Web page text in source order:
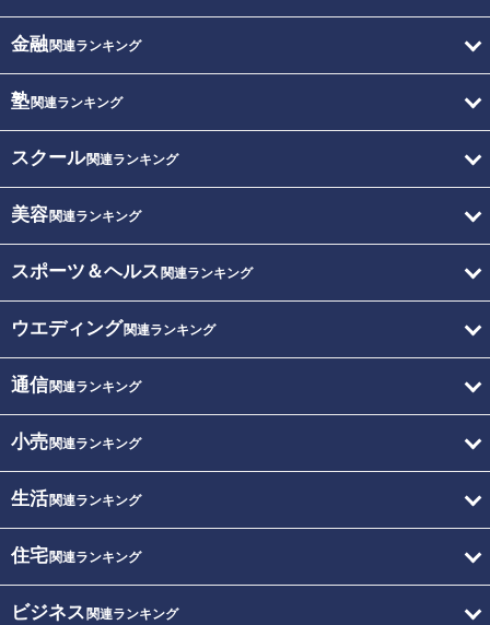
金融関連ランキング
塾関連ランキング
スクール関連ランキング
美容関連ランキング
スポーツ＆ヘルス 関連ランキング
ウエディング関連ランキング
通信関連ランキング
小売関連ランキング
生活関連ランキング
住宅関連ランキング
ビジネス 関連ランキング